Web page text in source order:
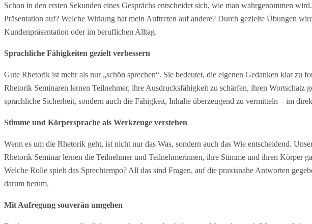
Schon in den ersten Sekunden eines Gesprächs entscheidet sich, wie man wahrgenommen
Präsentation auf? Welche Wirkung hat mein Auftreten auf andere? Durch gezielte Übungen
Kundenpräsentation oder im beruflichen Alltag.
Sprachliche Fähigkeiten gezielt verbessern
Gute Rhetorik ist mehr als nur „schön sprechen“. Sie bedeutet, die eigenen Gedanken klar
Rhetorik Seminaren lernen Teilnehmer, ihre Ausdrucksfähigkeit zu schärfen, ihren Wortschatz
sprachliche Sicherheit, sondern auch die Fähigkeit, Inhalte überzeugend zu vermitteln – im
Stimme und Körpersprache als Werkzeuge verstehen
Wenn es um die Rhetorik geht, ist nicht nur das Was, sondern auch das Wie entscheidend.
Rhetorik Seminar lernen die Teilnehmer und Teilnehmerinnen, ihre Stimme und ihren Körper
Welche Rolle spielt das Sprechtempo? All das sind Fragen, auf die praxisnahe Antworten
darum herum.
Mit Aufregung souverän umgehen